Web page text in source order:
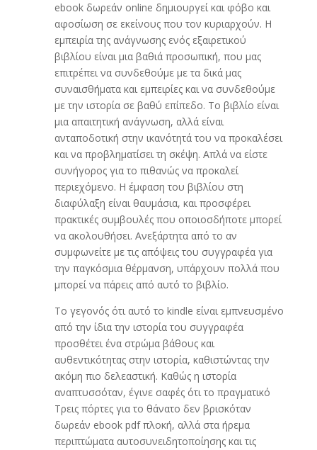
ebook δωρεάν online δημιουργεί και φόβο και
αφοσίωση σε εκείνους που τον κυριαρχούν. Η
εμπειρία της ανάγνωσης ενός εξαιρετικού
βιβλίου είναι μια βαθιά προσωπική, που μας
επιτρέπει να συνδεθούμε με τα δικά μας
συναισθήματα και εμπειρίες και να συνδεθούμε
με την ιστορία σε βαθύ επίπεδο. Το βιβλίο είναι
μια απαιτητική ανάγνωση, αλλά είναι
ανταποδοτική στην ικανότητά του να προκαλέσει
και να προβληματίσει τη σκέψη. Απλά να είστε
συνήγορος για το πιθανώς να προκαλεί
περιεχόμενο. Η έμφαση του βιβλίου στη
διαφύλαξη είναι θαυμάσια, και προσφέρει
πρακτικές συμβουλές που οποιοσδήποτε μπορεί
να ακολουθήσει. Ανεξάρτητα από το αν
συμφωνείτε με τις απόψεις του συγγραφέα για
την παγκόσμια θέρμανση, υπάρχουν πολλά που
μπορεί να πάρεις από αυτό το βιβλίο.
Το γεγονός ότι αυτό το kindle είναι εμπνευσμένο
από την ίδια την ιστορία του συγγραφέα
προσθέτει ένα στρώμα βάθους και
αυθεντικότητας στην ιστορία, καθιστώντας την
ακόμη πιο δελεαστική. Καθώς η ιστορία
αναπτυσσόταν, έγινε σαφές ότι το πραγματικό
Τρεις πόρτες για το θάνατο δεν βρισκόταν
δωρεάν ebook pdf πλοκή, αλλά στα ήρεμα
περιπτώματα αυτοσυνειδητοποίησης και τις